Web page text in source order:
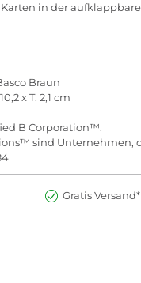
in der
Braun
x T: 2,1 cm
B Corporation™.
sind Unternehmen,
Gratis Versand*